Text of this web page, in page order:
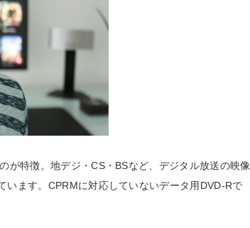
が特徴。地デジ・CS・BSなど、デジタル放送の映像
います。CPRMに対応していないデータ用DVD-Rで